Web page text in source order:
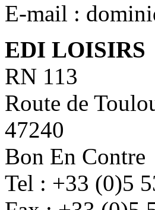
E-mail :
EDI LOISIRS
RN 113
Route de
47240
Bon En Contre
Tel : +33 (0)5